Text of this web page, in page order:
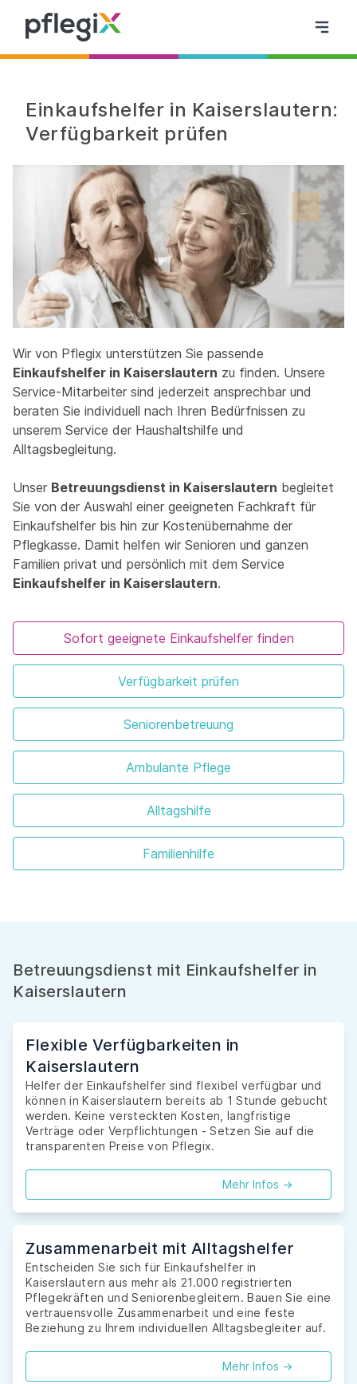
Einkaufshelfer in Kaiserslautern:
Verfügbarkeit prüfen
Wir von Pflegix unterstützen Sie passende
Einkaufshelfer in Kaiserslautern zu finden. Unsere
Service-Mitarbeiter sind jederzeit ansprechbar und
beraten Sie individuell nach Ihren Bedürfnissen zu
unserem Service der Haushaltshilfe und
Alltagsbegleitung.
Unser Betreuungsdienst in Kaiserslautern begleitet
Sie von der Auswahl einer geeigneten Fachkraft für
Einkaufshelfer bis hin zur Kostenübernahme der
Pflegkasse. Damit helfen wir Senioren und ganzen
Familien privat und persönlich mit dem Service
Einkaufshelfer in Kaiserslautern.
Sofort geeignete Einkaufshelfer finden
Verfügbarkeit prüfen
Seniorenbetreuung
Ambulante Pflege
Alltagshilfe
Familienhilfe
Betreuungsdienst mit Einkaufshelfer in
Kaiserslautern
Flexible Verfügbarkeiten in
Kaiserslautern
Helfer der Einkaufshelfer sind flexibel verfügbar und
können in Kaiserslautern bereits ab 1 Stunde gebucht
werden. Keine versteckten Kosten, langfristige
Verträge oder Verpflichtungen - Setzen Sie auf die
transparenten Preise von Pflegix.
Mehr Infos ->
Zusammenarbeit mit Alltagshelfer
Entscheiden Sie sich für Einkaufshelfer in
Kaiserslautern aus mehr als 21.000 registrierten
Pflegekräften und Seniorenbegleitern. Bauen Sie eine
vertrauensvolle Zusammenarbeit und eine feste
Beziehung zu Ihrem individuellen Alltagsbegleiter auf.
Mehr Infos ->